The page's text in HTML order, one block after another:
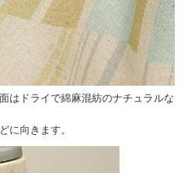
はドライで綿麻混紡のナチュラルな
に向きます。